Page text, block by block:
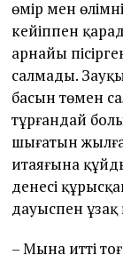
өмір мен
кейіппен
арнайы
салмады.
басын төмен
тұрғандай
шығатын
итаяғына
денесі
дауыспен
– Мына итті